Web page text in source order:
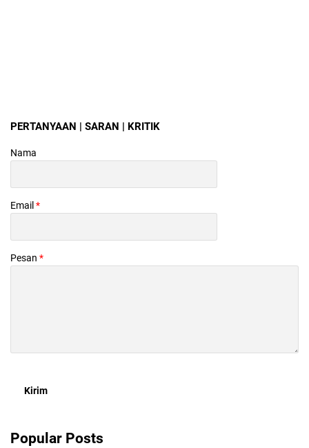
PERTANYAAN | SARAN | KRITIK
Nama
Email *
Pesan *
Popular Posts